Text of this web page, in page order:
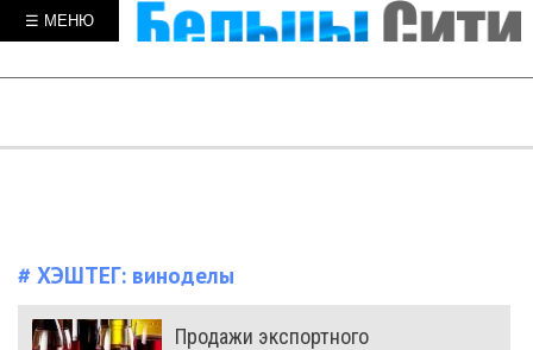
☰ МЕНЮ
# ХЭШТЕГ: виноделы
Продажи экспортного